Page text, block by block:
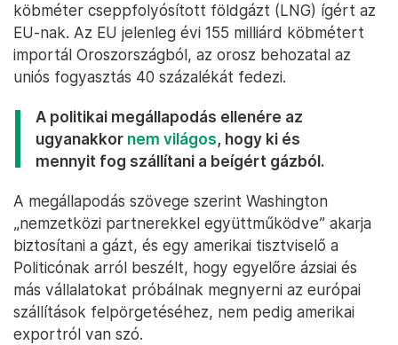
köbméter cseppfolyósított földgázt (LNG) ígért az
EU-nak. Az EU jelenleg évi 155 milliárd köbmétert
importál Oroszországból, az orosz behozatal az
uniós fogyasztás 40 százalékát fedezi.
A politikai megállapodás ellenére az
ugyanakkor nem világos, hogy ki és
mennyit fog szállítani a beígért gázból.
A megállapodás szövege szerint Washington
„nemzetközi partnerekkel együttműködve” akarja
biztosítani a gázt, és egy amerikai tisztviselő a
Politicónak arról beszélt, hogy egyelőre ázsiai és
más vállalatokat próbálnak megnyerni az európai
szállítások felpörgetéséhez, nem pedig amerikai
exportról van szó.